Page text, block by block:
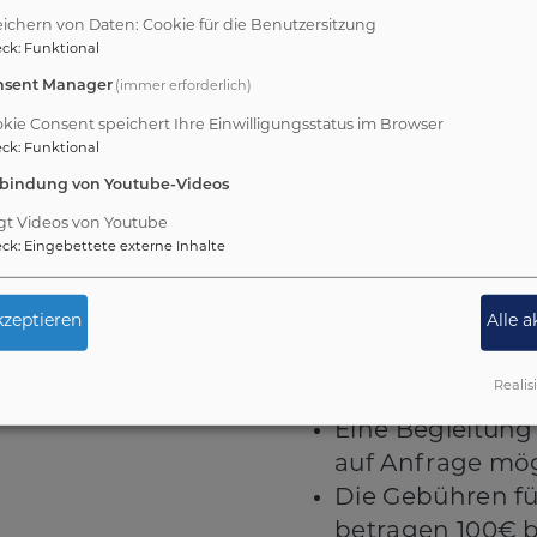
wochentags statt.
jeweiligen
Pfarramt
Wichtige
Individuelle
ein Nachruf
Bestattet wird
Friedhof
Sulzbach-
Poppenricht.
Eine
auf Anfrage
Die Gebühren
betragen 100€
von Daten: Cookie für die Benutzersitzung
: Funktional
Manager (immer erforderlich)
Consent speichert Ihre Einwilligungsstatus im Browser
: Funktional
von Youtube-Videos
Videos von Youtube
: Eingebettete externe Inhalte
Alle